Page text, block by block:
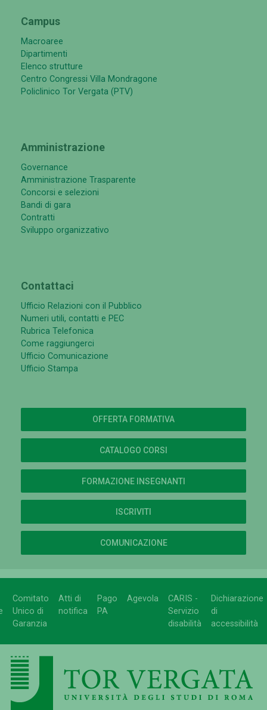
Campus
Macroaree
Dipartimenti
Elenco strutture
Centro Congressi Villa Mondragone
Policlinico Tor Vergata (PTV)
Amministrazione
Governance
Amministrazione Trasparente
Concorsi e selezioni
Bandi di gara
Contratti
Sviluppo organizzativo
Contattaci
Ufficio Relazioni con il Pubblico
Numeri utili, contatti e PEC
Rubrica Telefonica
Come raggiungerci
Ufficio Comunicazione
Ufficio Stampa
OFFERTA FORMATIVA
CATALOGO CORSI
FORMAZIONE INSEGNANTI
ISCRIVITI
COMUNICAZIONE
Comitato
Unico di
Garanzia
Atti di
notifica
Pago
PA
Agevola
CARIS -
Servizio
disabilità
Dichiarazione
di
accessibilità